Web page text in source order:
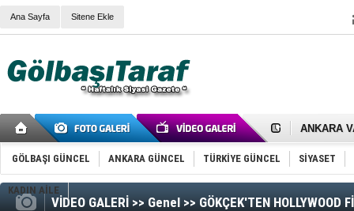
Ana Sayfa Sitene Ekle
ANKARA
Cemal
Samet
FAİZ
OLİMPİK
GÖLBAŞI GÜNCEL ANKARA GÜNCEL TÜRKİYE GÜNCEL SİYASET
KADIN AİLE
VİDEO GALERİ >> Genel >> GÖKÇEK'TEN HOLLYWOOD